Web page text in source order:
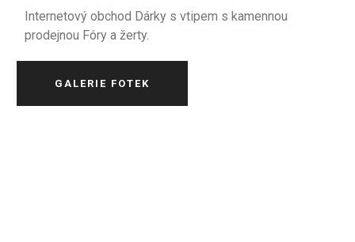
Internetový obchod Dárky s vtipem s kamennou
prodejnou Fóry a žerty.
GALERIE FOTEK